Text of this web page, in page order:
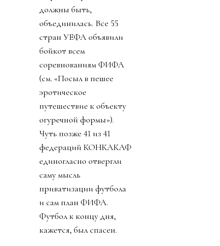
должны быть,
объединилась. Все 55
стран УЕФА объявили
бойкот всем
соревнованиям ФИФА
(см. «Посыл в пешее
эротическое
путешествие к объекту
огуречной формы»).
Чуть позже 41 из 41
федераций КОНКАКАФ
единогласно отвергли
саму мысль
приватизации футбола
и сам план ФИФА.
Футбол к концу дня,
кажется, был спасен.